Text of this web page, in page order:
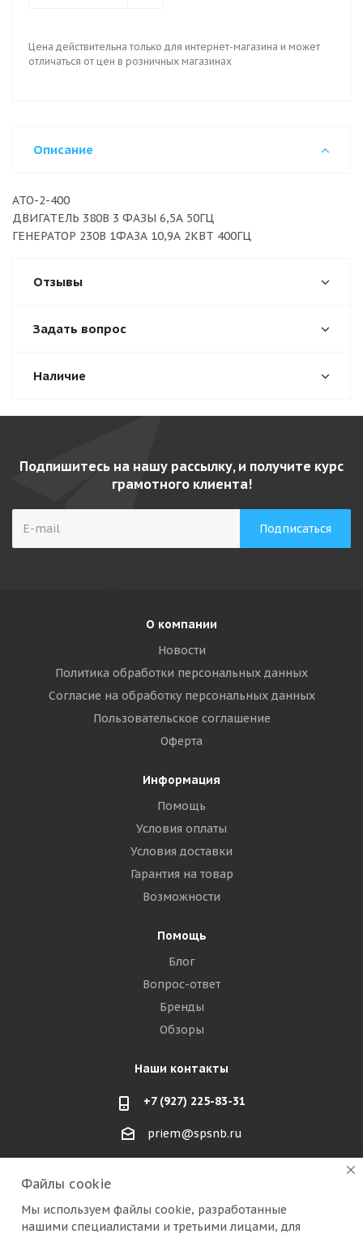
Цена действительна только для интернет-магазина и может
отличаться от цен в розничных магазинах
Описание
АТО-2-400
ДВИГАТЕЛЬ 380В 3 ФАЗЫ 6,5А 50ГЦ
ГЕНЕРАТОР 230В 1ФАЗА 10,9А 2КВТ 400ГЦ
Отзывы
Задать вопрос
Наличие
Подпишитесь на нашу рассылку, и получите курс
грамотного клиента!
О компании
Новости
Политика обработки персональных данных
Согласие на обработку персональных данных
Пользовательское соглашение
Оферта
Информация
Помощь
Условия оплаты
Условия доставки
Гарантия на товар
Возможности
Помощь
Блог
Вопрос-ответ
Бренды
Обзоры
Наши контакты
+7 (927) 225-83-31
priem@spsnb.ru
г. Александров (Владимирская область)
Файлы cookie
Мы используем файлы cookie, разработанные
нашими специалистами и третьими лицами, для